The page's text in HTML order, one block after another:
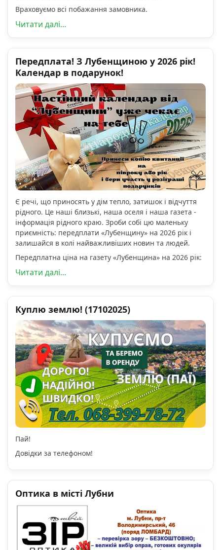
Враховуємо всі побажання замовника.
Читати далі...
Передплата! З Лубенщиною у 2026 рік!
Календар в подарунок!
Є речі, що приносять у дім тепло, затишок і відчуття
рідного. Це наші близькі, наша оселя і наша газета -
інформація рідного краю. Зроби собі цю маленьку
приємність: передплати «Лубенщину» на 2026 рік і
залишайся в колі найважливіших новин та людей.
Передплатна ціна на газету «Лубенщина» на 2026 рік:
Читати далі...
Куплю землю! (17102025)
Пай!
Довідки за телефоном!
Оптика в місті Лубни